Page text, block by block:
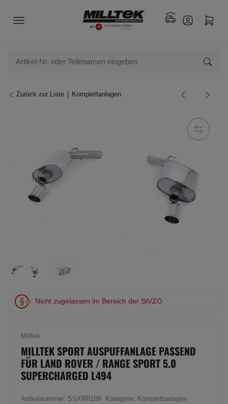
Zurück zur Liste Komplettanlagen
Nicht zugelassen im Bereich der StVZO
Milltek
MILLTEK SPORT AUSPUFFANLAGE PASSEND
FÜR LAND ROVER / RANGE SPORT 5.0
SUPERCHARGED L494
Artikelnummer: SSXRR109 Kategorie: Komplettanlagen